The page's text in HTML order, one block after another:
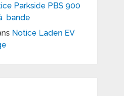
Parkside PBS 900
bande
Notice Laden EV